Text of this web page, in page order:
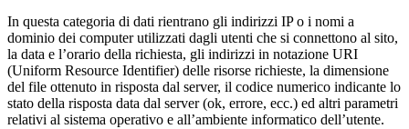
In questa categoria di dati rientrano gli indirizzi IP o i nomi a
dominio dei computer utilizzati dagli utenti che si connettono al sito,
la data e l’orario della richiesta, gli indirizzi in notazione URI
(Uniform Resource Identifier) delle risorse richieste, la dimensione
del file ottenuto in risposta dal server, il codice numerico indicante lo
stato della risposta data dal server (ok, errore, ecc.) ed altri parametri
relativi al sistema operativo e all’ambiente informatico dell’utente.